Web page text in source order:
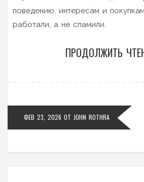
поведению, интересам и
работали, а не спамили.
ПРОДОЛЖИТЬ
ФЕВ 23, 2026 ОТ JOHN ROTHRA